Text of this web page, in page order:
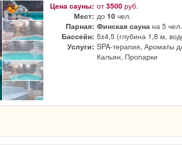
Цена сауны: от3500 руб.
Мест: до 10 чел.
Парная: Финская сауна на 5 чел.
Бассейн: 5x4,5 (глубина 1,8 м,
Услуги: SPA-терапия, Ароматы
Кальян, Пропарки